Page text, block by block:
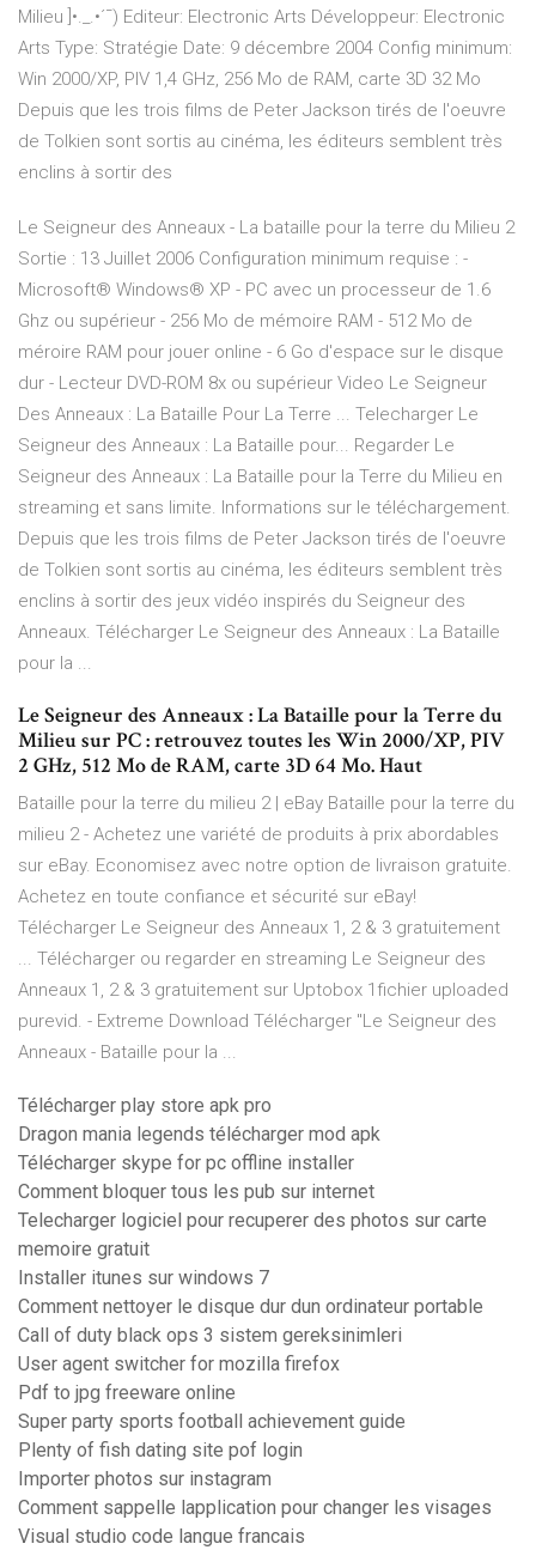
Milieu ]•._.•´¯) Editeur: Electronic Arts Développeur: Electronic
Arts Type: Stratégie Date: 9 décembre 2004 Config minimum:
Win 2000/XP, PIV 1,4 GHz, 256 Mo de RAM, carte 3D 32 Mo
Depuis que les trois films de Peter Jackson tirés de l'oeuvre
de Tolkien sont sortis au cinéma, les éditeurs semblent très
enclins à sortir des
Le Seigneur des Anneaux - La bataille pour la terre du Milieu 2
Sortie : 13 Juillet 2006 Configuration minimum requise : -
Microsoft® Windows® XP - PC avec un processeur de 1.6
Ghz ou supérieur - 256 Mo de mémoire RAM - 512 Mo de
méroire RAM pour jouer online - 6 Go d'espace sur le disque
dur - Lecteur DVD-ROM 8x ou supérieur Video Le Seigneur
Des Anneaux : La Bataille Pour La Terre ... Telecharger Le
Seigneur des Anneaux : La Bataille pour... Regarder Le
Seigneur des Anneaux : La Bataille pour la Terre du Milieu en
streaming et sans limite. Informations sur le téléchargement.
Depuis que les trois films de Peter Jackson tirés de l'oeuvre
de Tolkien sont sortis au cinéma, les éditeurs semblent très
enclins à sortir des jeux vidéo inspirés du Seigneur des
Anneaux. Télécharger Le Seigneur des Anneaux : La Bataille
pour la ...
Le Seigneur des Anneaux : La Bataille pour la Terre du
Milieu sur PC : retrouvez toutes les Win 2000/XP, PIV
2 GHz, 512 Mo de RAM, carte 3D 64 Mo. Haut
Bataille pour la terre du milieu 2 | eBay Bataille pour la terre du
milieu 2 - Achetez une variété de produits à prix abordables
sur eBay. Economisez avec notre option de livraison gratuite.
Achetez en toute confiance et sécurité sur eBay!
Télécharger Le Seigneur des Anneaux 1, 2 & 3 gratuitement
... Télécharger ou regarder en streaming Le Seigneur des
Anneaux 1, 2 & 3 gratuitement sur Uptobox 1fichier uploaded
purevid. - Extreme Download Télécharger "Le Seigneur des
Anneaux - Bataille pour la ...
Télécharger play store apk pro
Dragon mania legends télécharger mod apk
Télécharger skype for pc offline installer
Comment bloquer tous les pub sur internet
Telecharger logiciel pour recuperer des photos sur carte
memoire gratuit
Installer itunes sur windows 7
Comment nettoyer le disque dur dun ordinateur portable
Call of duty black ops 3 sistem gereksinimleri
User agent switcher for mozilla firefox
Pdf to jpg freeware online
Super party sports football achievement guide
Plenty of fish dating site pof login
Importer photos sur instagram
Comment sappelle lapplication pour changer les visages
Visual studio code langue francais